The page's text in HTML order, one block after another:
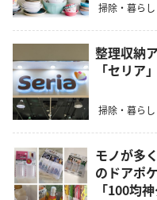
掃除・暮らし
整理収納
「セリア
掃除・暮らし
モノが多
のドアポ
「100均